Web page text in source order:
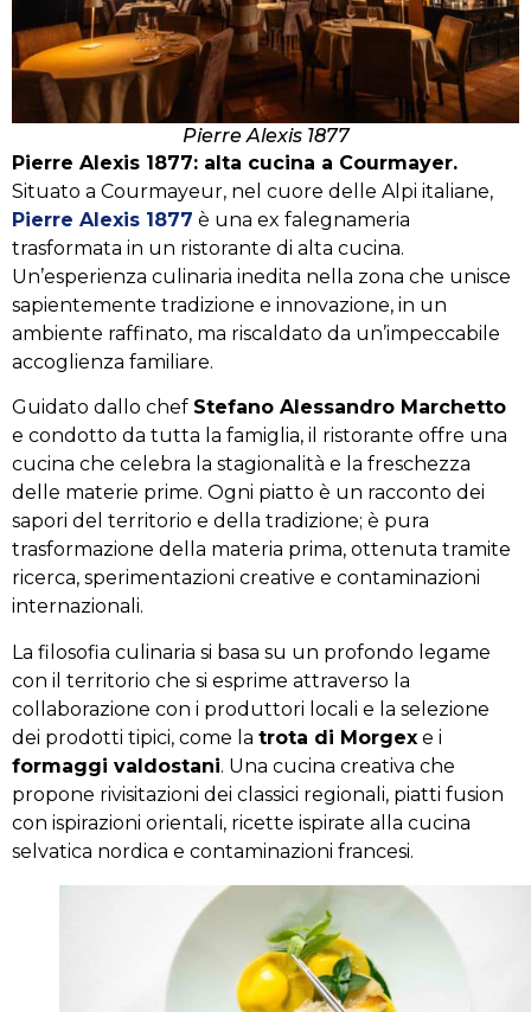
Pierre Alexis 1877
Pierre Alexis 1877: alta cucina a Courmayer.
Situato a Courmayeur, nel cuore delle Alpi italiane,
Pierre Alexis 1877 è una ex falegnameria
trasformata in un ristorante di alta cucina.
Un’esperienza culinaria inedita nella zona che unisce
sapientemente tradizione e innovazione, in un
ambiente raffinato, ma riscaldato da un’impeccabile
accoglienza familiare.
Guidato dallo chef Stefano Alessandro Marchetto
e condotto da tutta la famiglia, il ristorante offre una
cucina che celebra la stagionalità e la freschezza
delle materie prime. Ogni piatto è un racconto dei
sapori del territorio e della tradizione; è pura
trasformazione della materia prima, ottenuta tramite
ricerca, sperimentazioni creative e contaminazioni
internazionali.
La filosofia culinaria si basa su un profondo legame
con il territorio che si esprime attraverso la
collaborazione con i produttori locali e la selezione
dei prodotti tipici, come la trota di Morgex e i
formaggi valdostani. Una cucina creativa che
propone rivisitazioni dei classici regionali, piatti fusion
con ispirazioni orientali, ricette ispirate alla cucina
selvatica nordica e contaminazioni francesi.